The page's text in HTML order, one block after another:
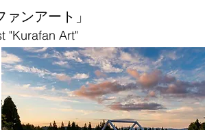
ンアート」​
"Kurafan Art"